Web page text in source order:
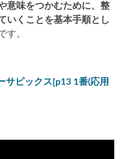
意味をつかむために、整
いくことを基本手順とし
す。
サピックス[p13 1番(応用